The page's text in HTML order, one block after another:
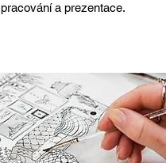
a prezentace.